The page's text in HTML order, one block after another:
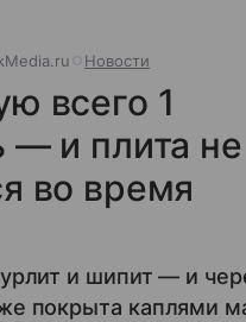
Новости
всего 1
— и плита не
во время
и шипит — и
покрыта каплями